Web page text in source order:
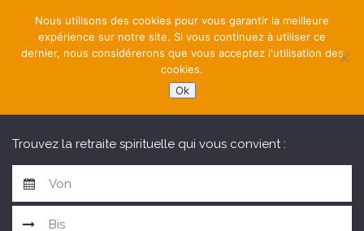
Trouvez la retraite spirituelle qui vous convient :
Nous utilisons des cookies pour vous garantir la meilleure
expérience sur notre site. Si vous continuez à utiliser ce
dernier, nous considérerons que vous acceptez l'utilisation des
cookies.
Ok